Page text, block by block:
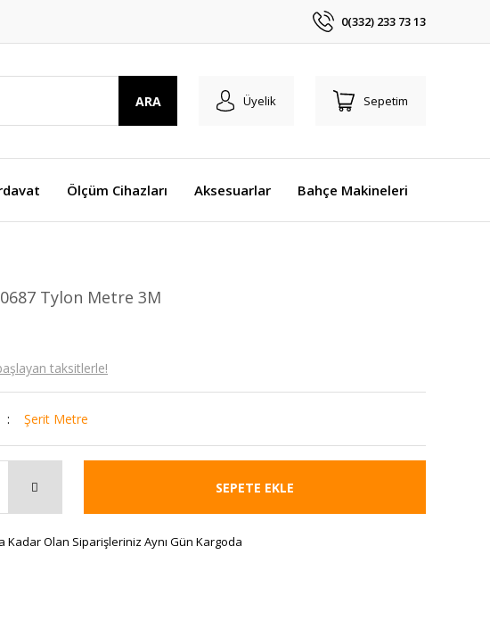
0(332) 233 73 13
ARA Üyelik Sepetim
Ölçüm Cihazları Aksesuarlar Bahçe Makineleri
Tylon Metre 3M
taksitlerle!
Şerit Metre
SEPETE EKLE
Kadar Olan Siparişleriniz Aynı Gün Kargoda